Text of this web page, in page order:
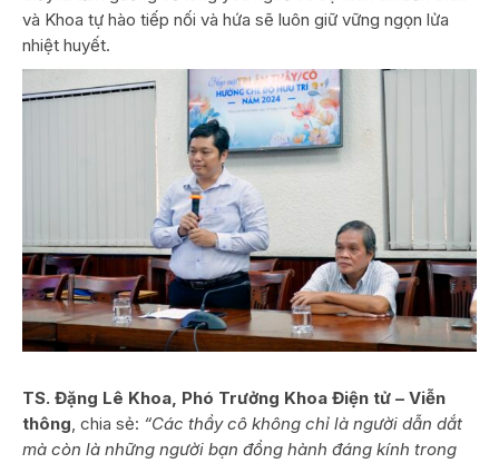
và Khoa tự hào tiếp nối và hứa sẽ luôn giữ vững ngọn lửa
nhiệt huyết.
TS. Đặng Lê Khoa, Phó Trưởng Khoa Điện tử – Viễn
thông, chia sẻ: “Các thầy cô không chỉ là người dẫn dắt
mà còn là những người bạn đồng hành đáng kính trong